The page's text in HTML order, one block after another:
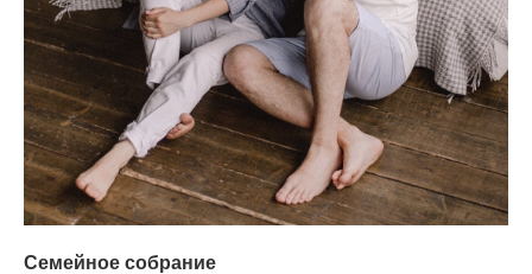
Семейное собрание